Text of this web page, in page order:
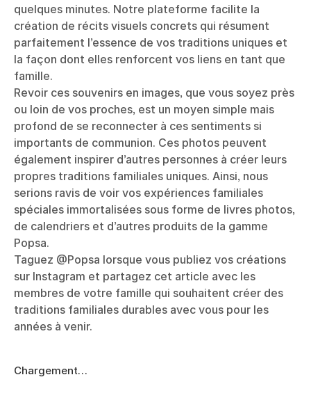
quelques minutes. Notre plateforme facilite la
création de récits visuels concrets qui résument
parfaitement l’essence de vos traditions uniques et
la façon dont elles renforcent vos liens en tant que
famille.
Revoir ces souvenirs en images, que vous soyez près
ou loin de vos proches, est un moyen simple mais
profond de se reconnecter à ces sentiments si
importants de communion. Ces photos peuvent
également inspirer d’autres personnes à créer leurs
propres traditions familiales uniques. Ainsi, nous
serions ravis de voir vos expériences familiales
spéciales immortalisées sous forme de livres photos,
de calendriers et d’autres produits de la gamme
Popsa.
Taguez @Popsa lorsque vous publiez vos créations
sur Instagram et partagez cet article avec les
membres de votre famille qui souhaitent créer des
traditions familiales durables avec vous pour les
années à venir.
Chargement…